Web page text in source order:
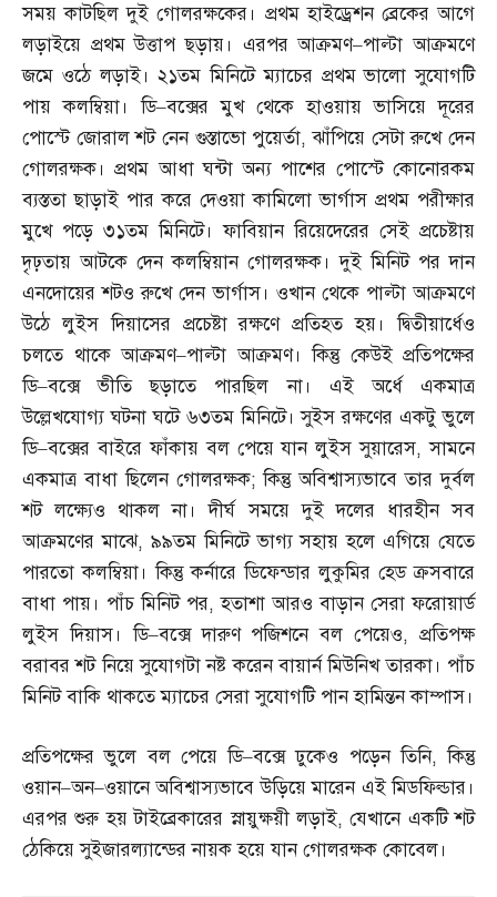
সময় কাটছিল দুই গোলরক্ষকের। প্রথম হাইড্রেশন ব্রেকের আগে
লড়াইয়ে প্রথম উত্তাপ ছড়ায়। এরপর আক্রমণ–পাল্টা আক্রমণে
জমে ওঠে লড়াই। ২১তম মিনিটে ম্যাচের প্রথম ভালো সুযোগটি
পায় কলম্বিয়া। ডি–বক্সের মুখ থেকে হাওয়ায় ভাসিয়ে দূরের
পোস্টে জোরাল শট নেন গুস্তাভো পুয়ের্তা,ঝাঁপিয়ে সেটা রুখে দেন
গোলরক্ষক। প্রথম আধা ঘন্টা অন্য পাশের পোস্টে কোনোরকম
ব্যস্ততা ছাড়াই পার করে দেওয়া কামিলো ভার্গাস প্রথম পরীক্ষার
মুখে পড়ে ৩১তম মিনিটে। ফাবিয়ান রিয়েদেরের সেই প্রচেষ্টায়
দৃঢ়তায় আটকে দেন কলম্বিয়ান গোলরক্ষক। দুই মিনিট পর দান
এনদোয়ের শটও রুখে দেন ভার্গাস। ওখান থেকে পাল্টা আক্রমণে
উঠে লুইস দিয়াসের প্রচেষ্টা রক্ষণে প্রতিহত হয়। দ্বিতীয়ার্ধেও
চলতে থাকে আক্রমণ–পাল্টা আক্রমণ। কিন্তু কেউই প্রতিপক্ষের
ডি–বক্সে ভীতি ছড়াতে পারছিল না। এই অর্ধে একমাত্র
উল্লেখযোগ্য ঘটনা ঘটে ৬৩তম মিনিটে। সুইস রক্ষণের একটু ভুলে
ডি–বক্সের বাইরে ফাঁকায় বল পেয়ে যান লুইস সুয়ারেস,সামনে
একমাত্র বাধা ছিলেন গোলরক্ষক;কিন্তু অবিশ্বাস্যভাবে তার দুর্বল
শট লক্ষ্যেও থাকল না। দীর্ঘ সময়ে দুই দলের ধারহীন সব
আক্রমণের মাঝে, ৯৯তম মিনিটে ভাগ্য সহায় হলে এগিয়ে যেতে
পারতো কলম্বিয়া। কিন্তু কর্নারে ডিফেন্ডার লুকুমির হেড ক্রসবারে
বাধা পায়। পাঁচ মিনিট পর,হতাশা আরও বাড়ান সেরা ফরোয়ার্ড
লুইস দিয়াস। ডি–বক্সে দারুণ পজিশনে বল পেয়েও,প্রতিপক্ষ
বরাবর শট নিয়ে সুযোগটা নষ্ট করেন বায়ার্ন মিউনিখ তারকা। পাঁচ
মিনিট বাকি থাকতে ম্যাচের সেরা সুযোগটি পান হামিন্তন কাম্পাস।
প্রতিপক্ষের ভুলে বল পেয়ে ডি–বক্সে ঢুকেও পড়েন তিনি,কিন্তু
ওয়ান–অন–ওয়ানে অবিশ্বাস্যভাবে উড়িয়ে মারেন এই মিডফিল্ডার।
এরপর শুরু হয় টাইব্রেকারের স্নায়ুক্ষয়ী লড়াই,যেখানে একটি শট
ঠেকিয়ে সুইজারল্যান্ডের নায়ক হয়ে যান গোলরক্ষক কোবেল।